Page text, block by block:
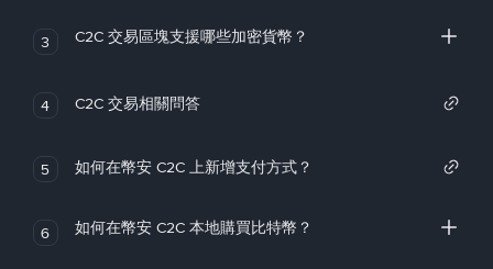
3 C2C 交易區塊支援哪些加密貨幣？
4 C2C 交易相關問答
5 如何在幣安 C2C 上新增支付方式？
6 如何在幣安 C2C 本地購買比特幣？